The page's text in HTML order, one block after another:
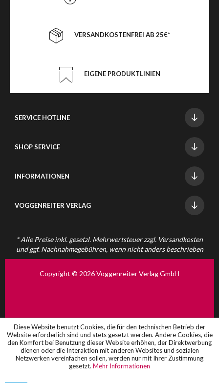
VERSANDKOSTENFREI AB 25€*
EIGENE PRODUKTLINIEN
SERVICE HOTLINE
SHOP SERVICE
INFORMATIONEN
VOGGENREITER VERLAG
* Alle Preise inkl. gesetzl. Mehrwertsteuer zzgl. Versandkosten
und ggf. Nachnahmegebühren, wenn nicht anders beschrieben
Copyright © 2026 Voggenreiter Verlag GmbH
Diese Website benutzt Cookies, die für den technischen Betrieb der
Website erforderlich sind und stets gesetzt werden. Andere Cookies, die
den Komfort bei Benutzung dieser Website erhöhen, der Direktwerbung
dienen oder die Interaktion mit anderen Websites und sozialen
Netzwerken vereinfachen sollen, werden nur mit Ihrer Zustimmung
gesetzt. Mehr Informationen